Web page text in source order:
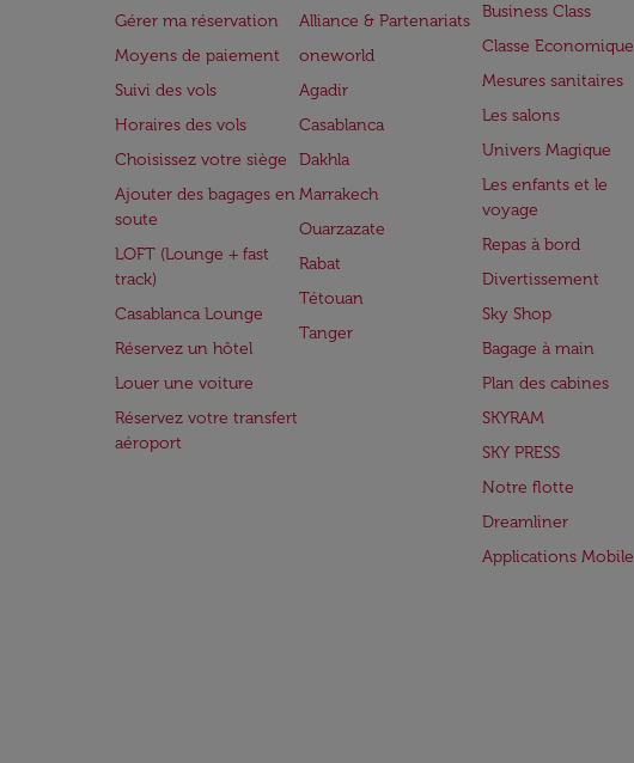
Gérer ma réservation
Moyens de paiement
Suivi des vols
Horaires des vols
Choisissez votre siège
Ajouter des bagages en
soute
LOFT (Lounge + fast
track)
Casablanca Lounge
Réservez un hôtel
Louer une voiture
Réservez votre transfert
aéroport
Alliance & Partenariats
oneworld
Agadir
Casablanca
Dakhla
Marrakech
Ouarzazate
Rabat
Tétouan
Tanger
Business Class
Classe Economique
Mesures sanitaires
Les salons
Univers Magique
Les enfants et le
voyage
Repas à bord
Divertissement
Sky Shop
Bagage à main
Plan des cabines
SKYRAM
SKY PRESS
Notre flotte
Dreamliner
Applications Mobile